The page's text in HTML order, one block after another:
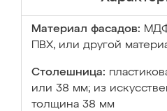
Материал фасадов:
ПВХ, или другой
Столешница:
или 38 мм; из
толщина 38 мм